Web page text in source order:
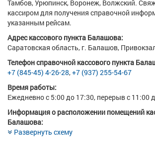
Тамбов, Урюпинск, Воронеж, Волжский.
кассиром для получения справочной
указанным рейсам.
Адрес кассового пункта Балашова:
Саратовская область, г. Балашов,
Телефон справочной кассового пункта
+7 (845-45) 4-26-28,+7 (937) 255-54-67
Время работы:
Ежедневно с 5:00 до 17:30, перерыв с 11:00
Информация о расположении помещений
Балашова:
Развернуть схему